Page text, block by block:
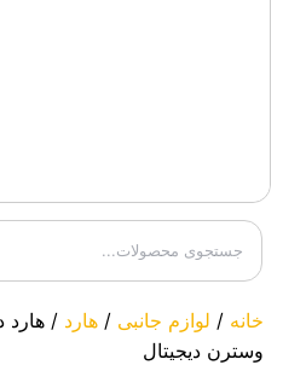
Search
خانه / لوازم جانبی / هارد
وسترن دیجیتال